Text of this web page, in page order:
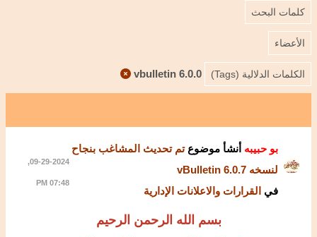
كلمات البحث
الأعضاء
الكلمات الدلالية (Tags) vbulletin 6.0.0
بو حبيبه أنشأ موضوعتم تحديث المشاغب بنجاح
لنسخه vBulletin 6.0.7
في القرارات والاعلانات الإدارية
09-29-2024,
07:48 PM
بسم الله الرحمن الرحيم